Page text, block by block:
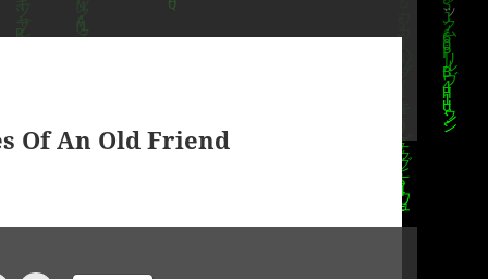
Of An Old Friend